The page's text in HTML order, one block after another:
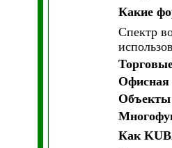
Какие
Спектр
Офисная
Объекты
Как